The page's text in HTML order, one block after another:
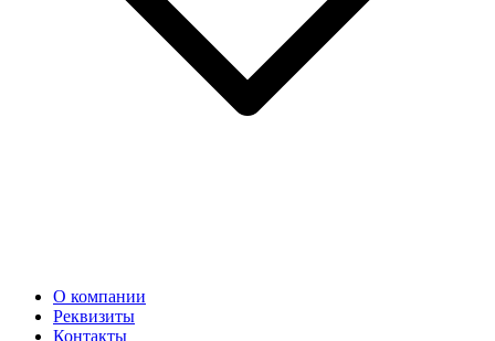
О компании
Реквизиты
Контакты